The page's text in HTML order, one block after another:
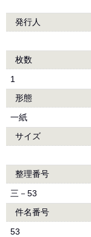
発行人
枚数
1
形態
一紙
サイズ
整理番号
三－53
件名番号
53